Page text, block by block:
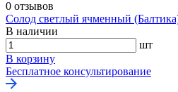
0 отзывов
Солод светлый ячменный
В наличии
шт
В корзину
Бесплатное консультирование